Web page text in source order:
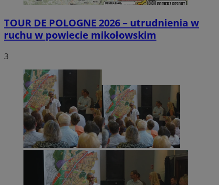
TOUR DE POLOGNE 2026 – utrudnienia w
ruchu w powiecie mikołowskim
3